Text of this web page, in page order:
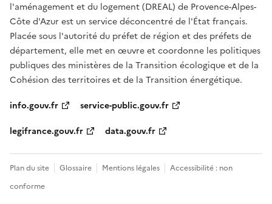
l'aménagement et du logement (DREAL) de Provence-Alpes-
Côte d'Azur est un service déconcentré de l'État français.
Placée sous l'autorité du préfet de région et des préfets de
département, elle met en œuvre et coordonne les politiques
publiques des ministères de la Transition écologique et de la
Cohésion des territoires et de la Transition énergétique.
info.gouv.fr
service-public.gouv.fr
legifrance.gouv.fr
data.gouv.fr
Plan du site Glossaire Mentions légales
Accessibilité : non
conforme